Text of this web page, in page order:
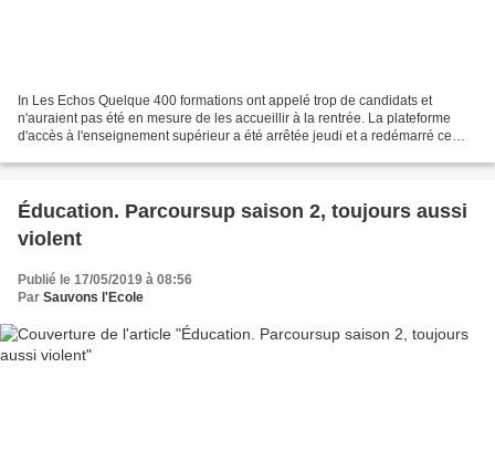
In Les Echos Quelque 400 formations ont appelé trop de candidats et
n'auraient pas été en mesure de les accueillir à la rentrée. La plateforme
d'accès à l'enseignement supérieur a été arrêtée jeudi et a redémarré ce
Éducation. Parcoursup saison 2, toujours aussi
violent
Publié le 17/05/2019 à 08:56
Par Sauvons l'Ecole